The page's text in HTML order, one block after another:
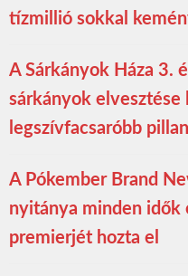
tízmillió sokkal
A Sárkányok Háza 3.
sárkányok elvesztése
legszívfacsaróbb
A Pókember Brand
nyitánya minden idők
premierjét hozta el